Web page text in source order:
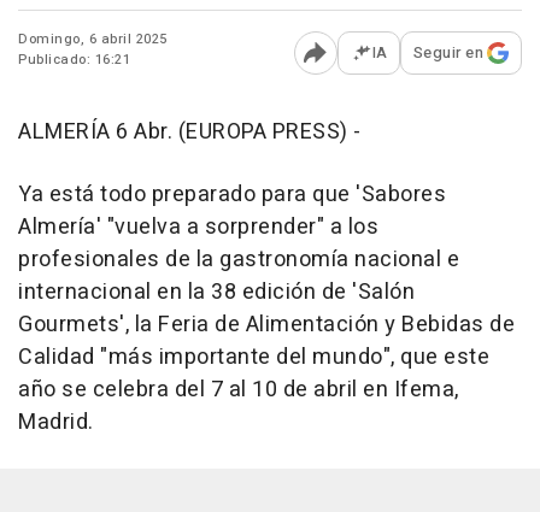
Domingo, 6 abril 2025
Publicado: 16:21
Abrir opciones para
IA Seguir en
ALMERÍA 6 Abr. (EUROPA PRESS) -
Ya está todo preparado para que 'Sabores
Almería' "vuelva a sorprender" a los
profesionales de la gastronomía nacional e
internacional en la 38 edición de 'Salón
Gourmets', la Feria de Alimentación y Bebidas de
Calidad "más importante del mundo", que este
año se celebra del 7 al 10 de abril en Ifema,
Madrid.